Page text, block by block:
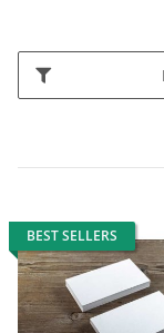
BEST SELLERS